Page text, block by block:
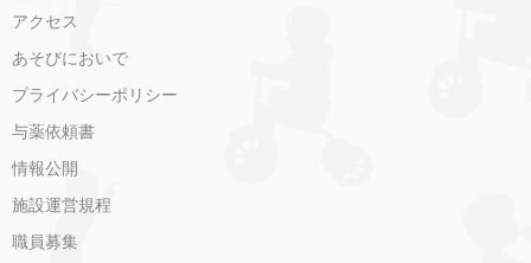
アクセス
あそびにおいで
プライバシーポリシー
与薬依頼書
情報公開
施設運営規程
職員募集